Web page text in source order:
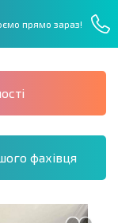
прямо зараз!
фахівця